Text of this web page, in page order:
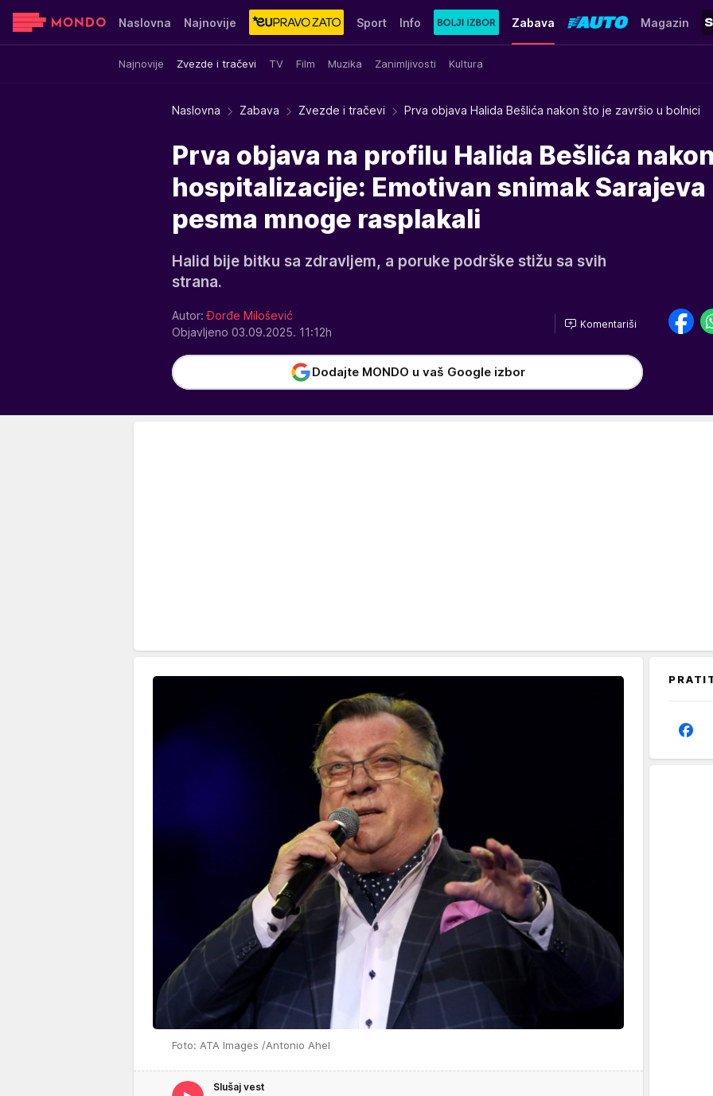
Naslovna Najnovije Sport Info Zabava
Najnovije Zvezde i tračevi TV Film Muzika Zanimljivosti Kultura
Magazin
Sensa Stvar ukusa Yumama
Naslovna Zabava Zvezde i tračevi Prva objava Halida Bešlića nakon što je završio u bolnici
Prva objava na profilu Halida Bešlića nakon
hospitalizacije: Emotivan snimak Sarajeva
pesma mnoge rasplakali
Halid bije bitku sa zdravljem, a poruke podrške stižu sa svih
strana.
Autor: Đorđe Milošević
Objavljeno 03.09.2025. 11:12h
Komentariši
Dodajte MONDO u vaš Google izbor
Foto: ATA Images /Antonio Ahel
Slušaj vest